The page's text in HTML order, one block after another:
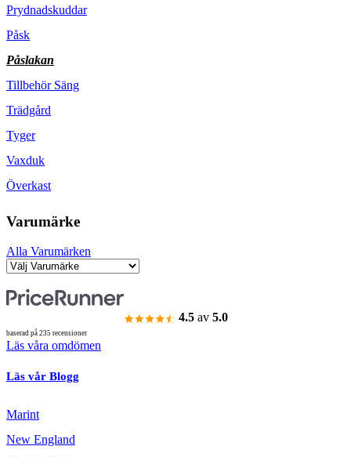
Prydnadskuddar
Påsk
Påslakan
Tillbehör Säng
Trädgård
Tyger
Vaxduk
Överkast
Varumärke
Alla Varumärken
4.5 av 5.0
baserad på 235 recensioner
Läs våra omdömen
Läs vår Blogg
Marint
New England